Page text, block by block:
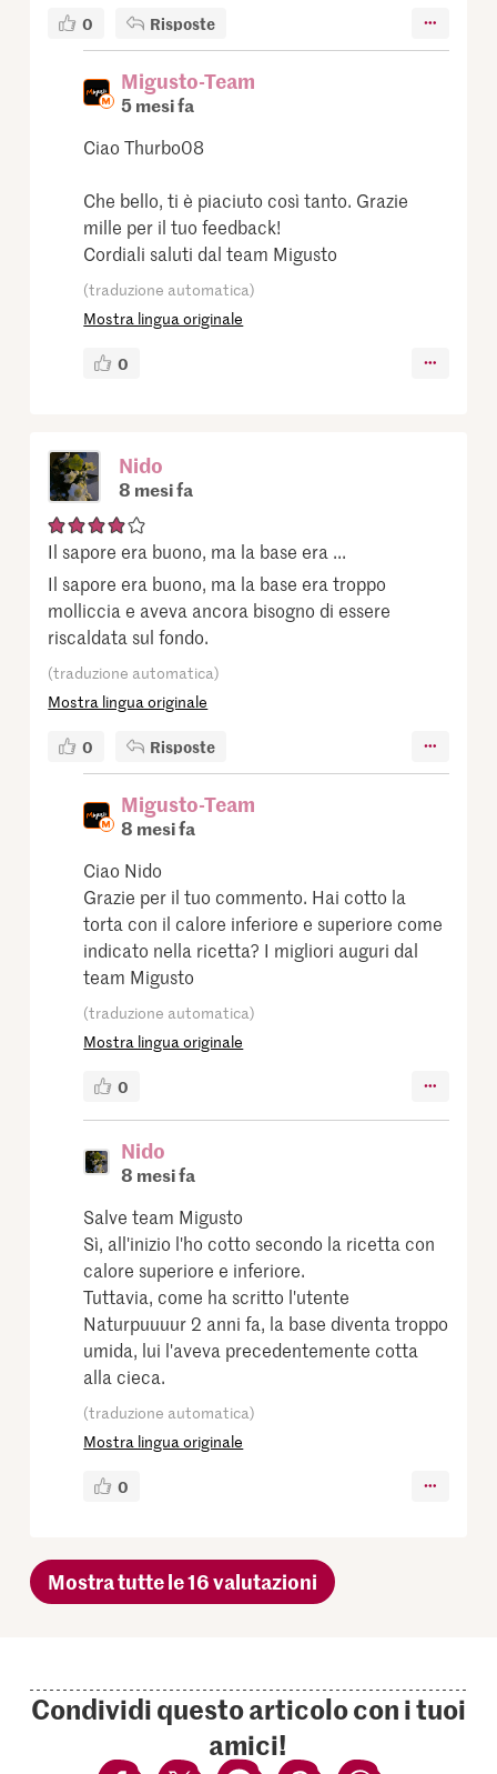
0 Risposte
Migusto-Team
5 mesi fa
Ciao Thurbo08
Che bello, ti è piaciuto così tanto. Grazie
mille per il tuo feedback!
Cordiali saluti dal team Migusto
(traduzione automatica)
Mostra lingua originale
0
Nido
8 mesi fa
Il sapore era buono, ma la base era ...
Il sapore era buono, ma la base era troppo
molliccia e aveva ancora bisogno di essere
riscaldata sul fondo.
(traduzione automatica)
Mostra lingua originale
0 Risposte
Migusto-Team
8 mesi fa
Ciao Nido
Grazie per il tuo commento. Hai cotto la
torta con il calore inferiore e superiore come
indicato nella ricetta? I migliori auguri dal
team Migusto
(traduzione automatica)
Mostra lingua originale
0
Nido
8 mesi fa
Salve team Migusto
Sì, all'inizio l'ho cotto secondo la ricetta con
calore superiore e inferiore.
Tuttavia, come ha scritto l'utente
Naturpuuuur 2 anni fa, la base diventa troppo
umida, lui l'aveva precedentemente cotta
alla cieca.
(traduzione automatica)
Mostra lingua originale
0
Mostra tutte le 16 valutazioni
Condividi questo articolo con i tuoi
amici!